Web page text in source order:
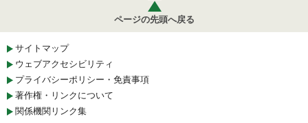
ページの先頭へ戻る
サイトマップ
ウェブアクセシビリティ
プライバシーポリシー・免責事項
著作権・リンクについて
関係機関リンク集